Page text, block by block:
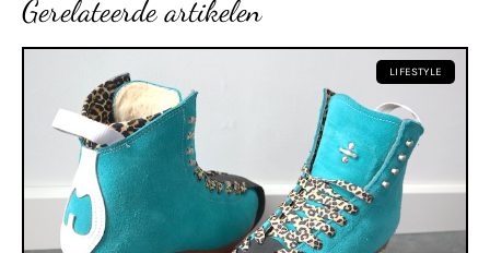
Gerelateerde artikelen
LIFESTYLE